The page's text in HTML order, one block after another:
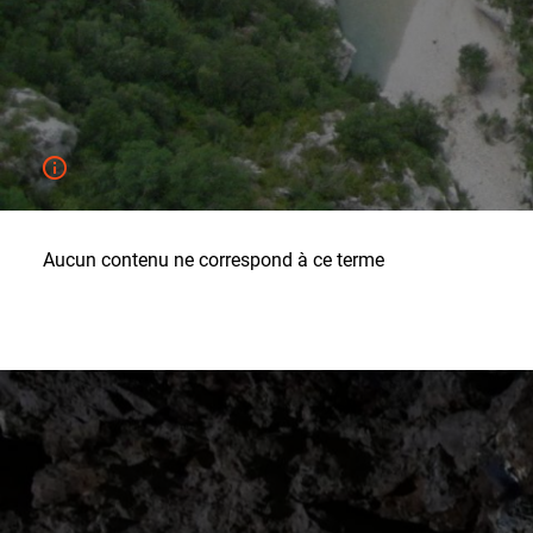
Aucun contenu ne correspond à ce terme